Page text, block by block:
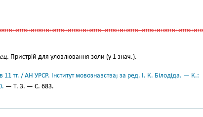
Пристрій для уловлювання золи (у 1 знач.).
11 тт. / АН УРСР. Інститут мовознавства; за ред. І. К. Білодіда. — К.:
— Т. 3. — С. 683.